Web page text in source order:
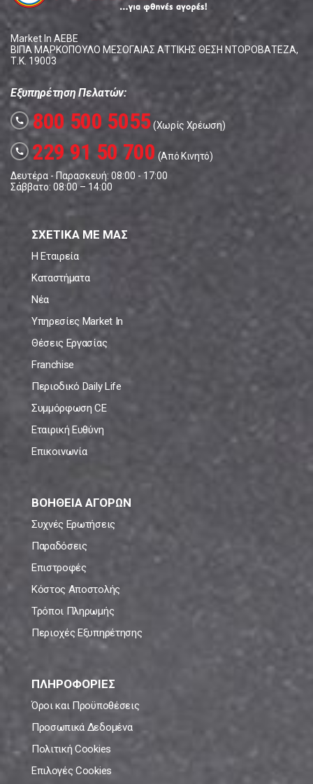
Market In ΑΕΒΕ
ΒΙΠΑ ΜΑΡΚΟΠΟΥΛΟ ΜΕΣΟΓΑΙΑΣ ΑΤΤΙΚΗΣ ΘΕΣΗ ΝΤΟΡΟΒΑΤΕΖΑ,
Τ.Κ. 19003
Εξυπηρέτηση Πελατών:
call 800 500 5055(Χωρίς Χρέωση)
call 229 91 50 700 (Από Κινητό)
Δευτέρα - Παρασκευή: 08:00 - 17:00
Σάββατο: 08:00 – 14:00
ΣΧΕΤΙΚΑ ΜΕ ΜΑΣ
Η Εταιρεία
Καταστήματα
Νέα
Υπηρεσίες Market In
Θέσεις Εργασίας
Franchise
Περιοδικό Daily Life
Συμμόρφωση CE
Εταιρική Ευθύνη
Επικοινωνία
ΒΟΗΘΕΙΑ ΑΓΟΡΩΝ
Συχνές Ερωτήσεις
Παραδόσεις
Επιστροφές
Κόστος Αποστολής
Τρόποι Πληρωμής
Περιοχές Εξυπηρέτησης
ΠΛΗΡΟΦΟΡΙΕΣ
Όροι και Προϋποθέσεις
Προσωπικά Δεδομένα
Πολιτική Cookies
Επιλογές Cookies